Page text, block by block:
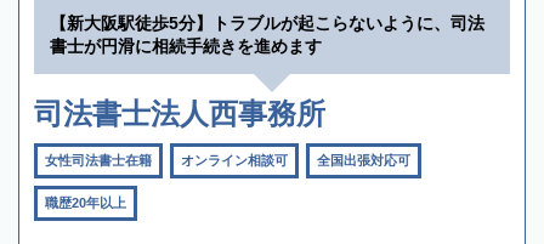
【新大阪駅徒歩5分】トラブルが起こらないように、司法
書士が円滑に相続手続きを進めます
司法書士法人西事務所
女性司法書士在籍 オンライン相談可 全国出張対応可
職歴20年以上